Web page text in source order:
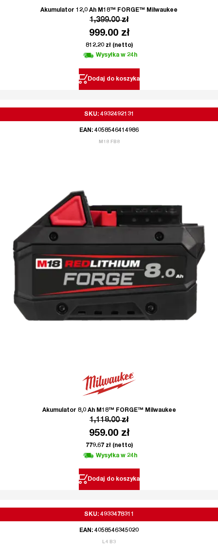
Akumulator 12,0 Ah M18™ FORGE™ Milwaukee
1,399.00zł
999.00 zł
812.20 zł(netto)
Wysyłka w 24h
Dodaj do koszyka
SKU: 4932492131
EAN: 4058546414986
M18 FB8
Akumulator 8,0 Ah M18™ FORGE™ Milwaukee
1,118.00zł
959.00 zł
779.67 zł(netto)
Wysyłka w 24h
Dodaj do koszyka
SKU: 4933478311
EAN: 4058546345020
L4 B3